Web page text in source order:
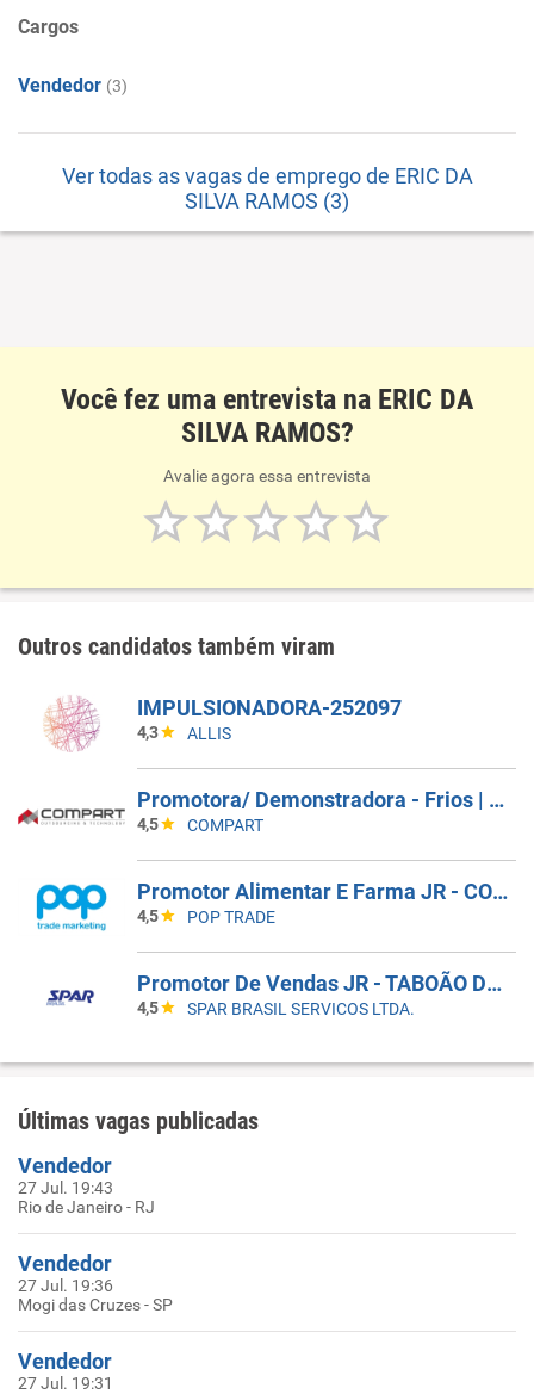
Cargos
Vendedor (3)
Ver todas as vagas de emprego de ERIC DA
SILVA RAMOS (3)
Você fez uma entrevista na ERIC DA
SILVA RAMOS?
Avalie agora essa entrevista
Outros candidatos também viram
IMPULSIONADORA-252097
4,3 ALLIS
Promotora/ Demonstradora - Frios | Jacareí (SP)
4,5 COMPART
Promotor Alimentar E Farma JR - COBERTURA DE AFASTAMENTO _ GUARULHOS_SP
4,5 POP TRADE
Promotor De Vendas JR - TABOÃO DA SERRA - COBERTURA DE FERIAS
4,5 SPAR BRASIL SERVICOS LTDA.
Últimas vagas publicadas
Vendedor
27 Jul. 19:43
Rio de Janeiro - RJ
Vendedor
27 Jul. 19:36
Mogi das Cruzes - SP
Vendedor
27 Jul. 19:31